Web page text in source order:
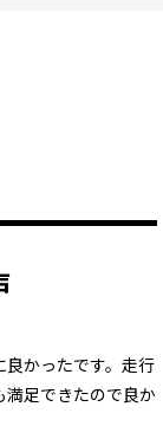
かったです。走行
足できたので良か